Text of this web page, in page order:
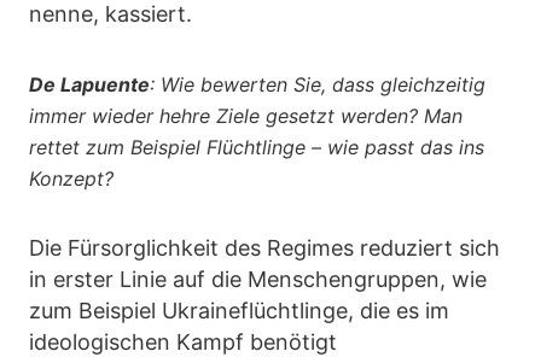
nenne, kassiert.
De Lapuente: Wie bewerten Sie, dass gleichzeitig
immer wieder hehre Ziele gesetzt werden? Man
rettet zum Beispiel Flüchtlinge – wie passt das ins
Konzept?
Die Fürsorglichkeit des Regimes reduziert sich
in erster Linie auf die Menschengruppen, wie
zum Beispiel Ukraineflüchtlinge, die es im
ideologischen Kampf benötigt